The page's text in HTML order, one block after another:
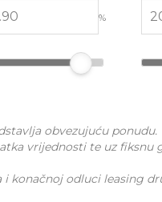
%
obvezujuću ponudu.
vrijednosti te uz
konačnoj odluci leasing